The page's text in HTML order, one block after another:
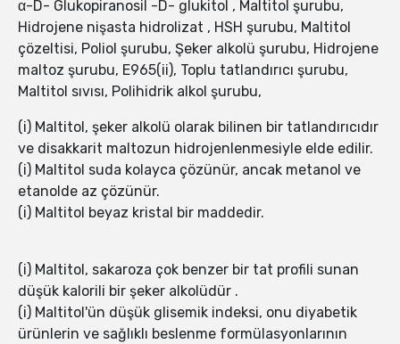
α-D- Glukopiranosil -D- glukitol , Maltitol şurubu,
Hidrojene nişasta hidrolizat , HSH şurubu, Maltitol
çözeltisi, Poliol şurubu, Şeker alkolü şurubu, Hidrojene
maltoz şurubu, E965(ii), Toplu tatlandırıcı şurubu,
Maltitol sıvısı, Polihidrik alkol şurubu,
(i) Maltitol, şeker alkolü olarak bilinen bir tatlandırıcıdır
ve disakkarit maltozun hidrojenlenmesiyle elde edilir.
(i) Maltitol suda kolayca çözünür, ancak metanol ve
etanolde az çözünür.
(i) Maltitol beyaz kristal bir maddedir.
(i) Maltitol, sakaroza çok benzer bir tat profili sunan
düşük kalorili bir şeker alkolüdür .
(i) Maltitol'ün düşük glisemik indeksi, onu diyabetik
ürünlerin ve sağlıklı beslenme formülasyonlarının